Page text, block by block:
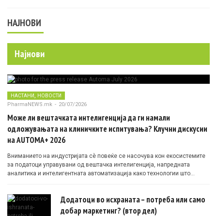
НАЈНОВИ
Најнови
НАСТАНИ, НОВОСТИ
PharmaNEWS.mk - 20/07/2026
Може ли вештачката интелигенција да ги намали
одложувањата на клиничките испитувања? Клучни дискусии
на AUTOMA+ 2026
Вниманието на индустријата сè повеќе се насочува кон екосистемите
за податоци управувани од вештачка интелигенција, напредната
аналитика и интелигентната автоматизација како технологии што
Додатоци во исхраната – потреба или само
добар маркетинг? (втор дел)